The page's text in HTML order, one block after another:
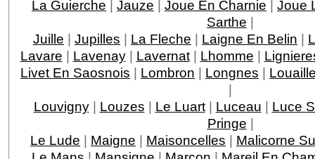
La Guierche | Jauze | Joue En Charnie | Joue
Sarthe |
Juille | Jupilles | La Fleche | Laigne En Belin |
Lavare | Lavenay| Lavernat| Lhomme |
Livet En Saosnois | Lombron | Longnes |
|
Louvigny| Louzes | Le Luart| Luceau | Luce
Pringe |
Le Lude | Maigne | Maisoncelles | Malicorne